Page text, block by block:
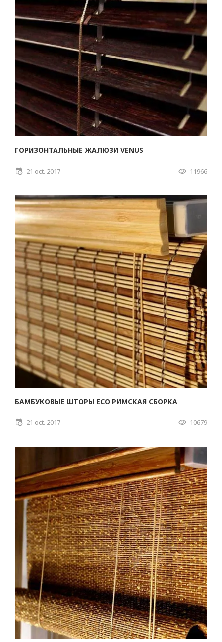
ГОРИЗОНТАЛЬНЫЕ ЖАЛЮЗИ VENUS
21 oct. 2017 11966
БАМБУКОВЫЕ ШТОРЫ ECO РИМСКАЯ СБОРКА
21 oct. 2017 10679